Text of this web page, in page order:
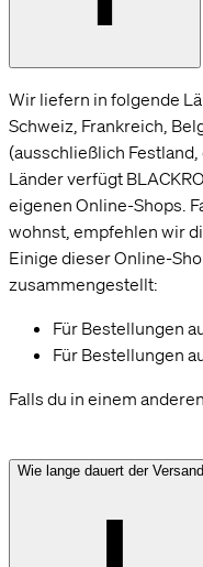
Wir liefern in folgende
Schweiz, Frankreich,
(ausschließlich
Länder verfügt
eigenen Online-Shops.
wohnst, empfehlen wir
Einige dieser Online-
zusammengestellt:
Für Bestellungen
Für Bestellungen
Falls du in einem
Wie lange dauert der
Hi! Sag ja, zu unseren
Cookies ermöglichen es uns,
helfen sie uns dabei, dir
Einstellungen